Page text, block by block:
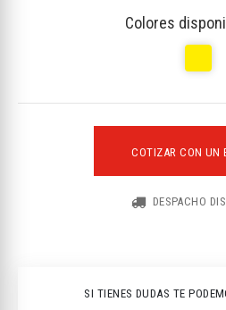
Colores
COTIZAR CON UN
DESPACHO
SI TIENES DUDAS TE